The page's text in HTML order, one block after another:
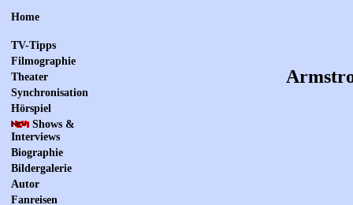
Home
TV-Tipps
Filmographie
Theater
Synchronisation
Hörspiel
Shows &
Interviews
Biographie
Bildergalerie
Autor
Fanreisen